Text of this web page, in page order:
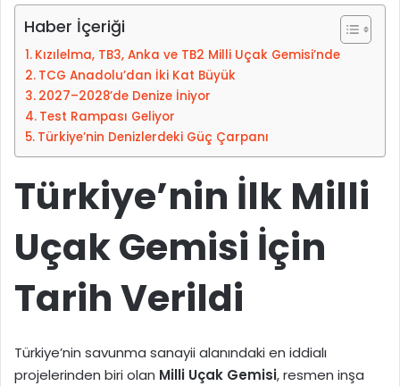
i
p
e
d
o
s
t
n
d
r
e
Haber İçeriği
Kızılelma, TB3, Anka ve TB2 Milli Uçak Gemisi’nde
TCG Anadolu’dan İki Kat Büyük
2027–2028’de Denize İniyor
Test Rampası Geliyor
Türkiye’nin Denizlerdeki Güç Çarpanı
Türkiye’nin İlk Milli
Uçak Gemisi İçin
Tarih Verildi
Türkiye’nin savunma sanayii alanındaki en iddialı
projelerinden biri olan Milli Uçak Gemisi, resmen inşa